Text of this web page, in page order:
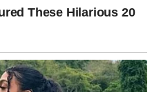
danas je važno da
budite oprezni sa
Ako ste u vezi, moguće je